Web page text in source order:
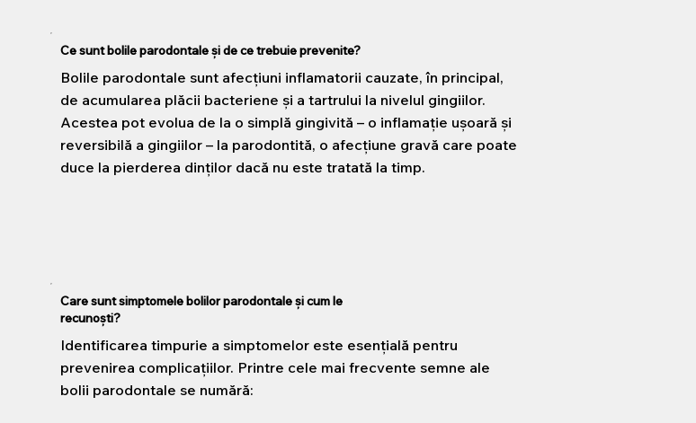
Ce sunt bolile parodontale și de ce trebuie prevenite?
Bolile parodontale sunt afecțiuni inflamatorii cauzate, în principal,
de acumularea plăcii bacteriene și a tartrului la nivelul gingiilor.
Acestea pot evolua de la o simplă gingivită – o inflamație ușoară și
reversibilă a gingiilor – la parodontită, o afecțiune gravă care poate
duce la pierderea dinților dacă nu este tratată la timp.
Care sunt simptomele bolilor parodontale și cum le
recunoști?
Identificarea timpurie a simptomelor este esențială pentru
prevenirea complicațiilor. Printre cele mai frecvente semne ale
bolii parodontale se numără: